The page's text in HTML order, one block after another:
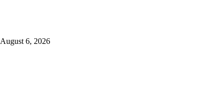
August 6, 2026